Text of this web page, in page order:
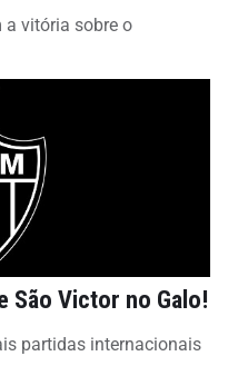
a vitória sobre o
São Victor no Galo!
partidas internacionais